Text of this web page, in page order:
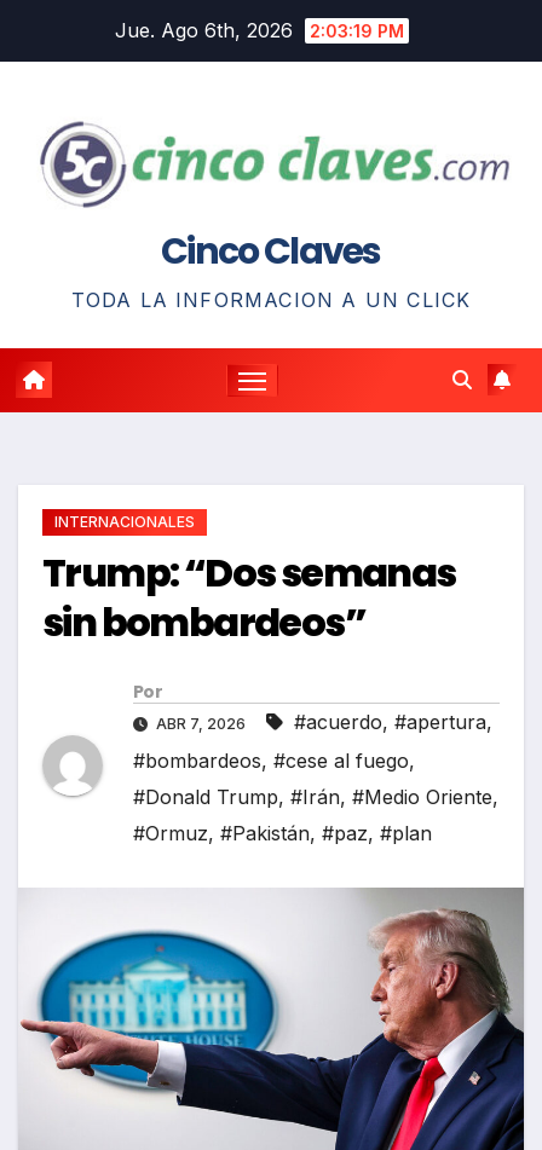
Jue. Ago 6th, 2026 2:03:20 PM
Cinco Claves
TODA LA INFORMACION A UN CLICK
INTERNACIONALES
Trump: “Dos semanas
sin bombardeos”
Por
ABR 7, 2026 #acuerdo, #apertura,
#bombardeos, #cese al fuego,
#Donald Trump, #Irán, #Medio Oriente,
#Ormuz, #Pakistán, #paz, #plan